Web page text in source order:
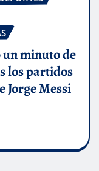
un minuto de
los partidos
Jorge Messi